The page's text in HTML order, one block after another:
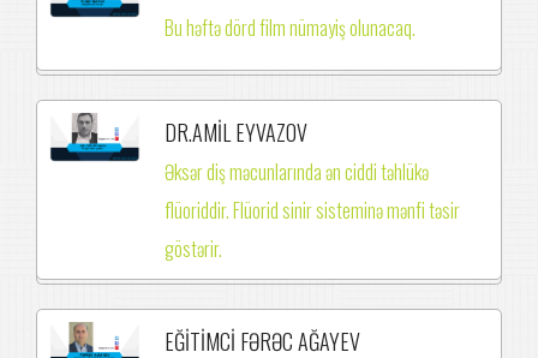
Bu həftə dörd film nümayiş olunacaq.
DR.AMİL EYVAZOV
Əksər diş məcunlarında ən ciddi təhlükə
flüoriddir. Flüorid sinir sisteminə mənfi təsir
göstərir.
EĞİTİMCİ FƏRƏC AĞAYEV